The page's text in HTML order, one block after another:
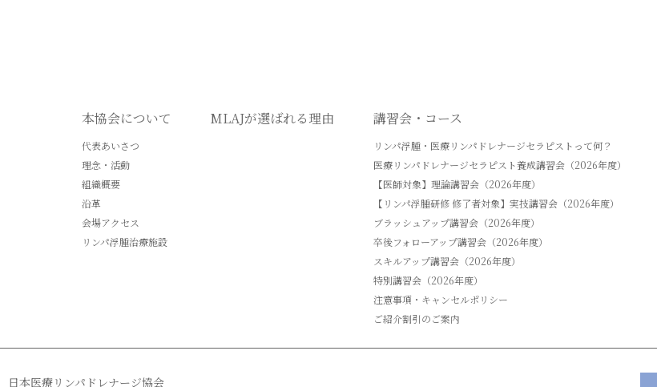
本協会について
代表あいさつ
理念・活動
組織概要
沿革
会場アクセス
リンパ浮腫治療施設
MLAJが選ばれる理由 講習会・コース
リンパ浮腫・医療リンパドレナージセラピストって何？
医療リンパドレナージセラピスト養成講習会（2026年度）
【医師対象】理論講習会（2026年度）
【リンパ浮腫研修 修了者対象】実技講習会（2026年度）
ブラッシュアップ講習会（2026年度）
卒後フォローアップ講習会（2026年度）
スキルアップ講習会（2026年度）
特別講習会（2026年度）
注意事項・キャンセルポリシー
ご紹介割引のご案内
日本医療リンパドレナージ協会